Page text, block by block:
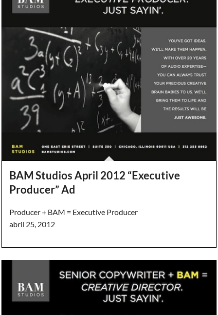
BAM Studios April 2012 “Executive
Producer” Ad
Producer + BAM = Executive Producer
abril 25, 2012